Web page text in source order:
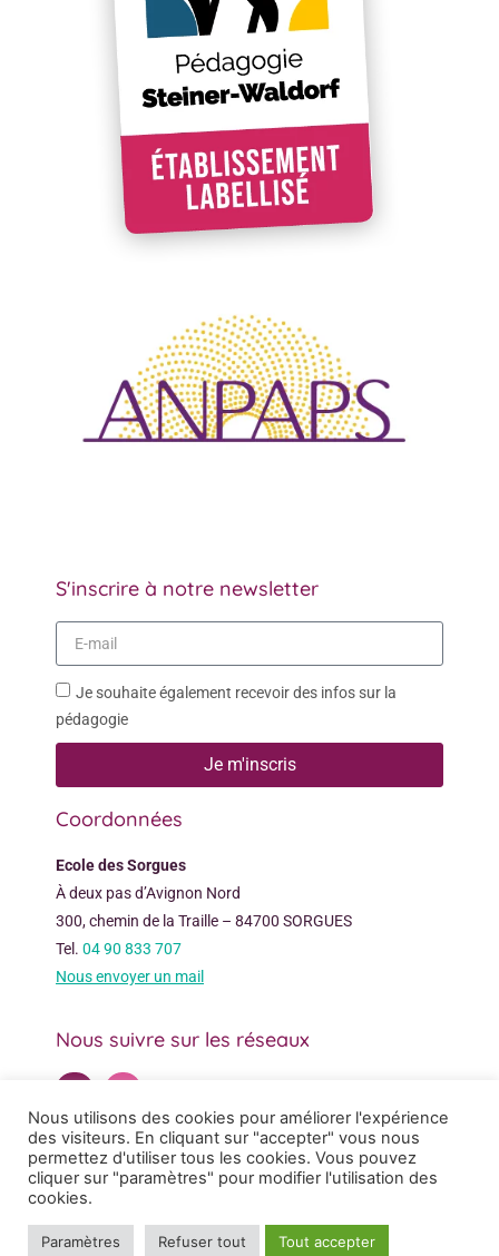
S'inscrire à notre newsletter
Je souhaite également recevoir des infos sur la
pédagogie
Je m'inscris
Coordonnées
Ecole des Sorgues
À deux pas d’Avignon Nord
300, chemin de la Traille – 84700 SORGUES
Tel. 04 90 833 707
Nous envoyer un mail
Nous suivre sur les réseaux
© 2022 - ECOLE DES SORGUES - TOUS DROITS RÉSERVÉS
Nous utilisons des cookies pour améliorer l'expérience
des visiteurs. En cliquant sur "accepter" vous nous
permettez d'utiliser tous les cookies. Vous pouvez
cliquer sur "paramètres" pour modifier l'utilisation des
cookies.
Paramètres Refuser tout Tout accepter